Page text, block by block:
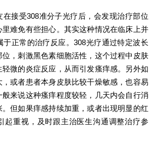
在接受308准分子光疗后，会发现治疗部位
难免有些担心。其实这种情况在临床上并
于正常的治疗反应。308光疗通过特定波长
，刺激黑色素细胞活性，这个过程中皮肤
微的炎症反应，从而引发瘙痒感。另外如
或者患者本身皮肤比较干燥敏感，也容易
来说这种瘙痒程度较轻，几天内会自行消
但如果痒感持续加重，或者出现明显的红
起重视，及时跟主治医生沟通调整治疗参